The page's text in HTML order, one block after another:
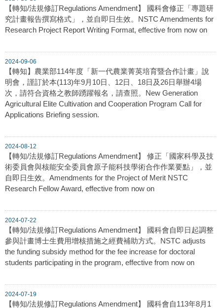
【轉知/法規修訂Regulations Amendment】 國科會修正「專題研
究計畫報告撰寫格式」，並自即日生效。NSTC Amendments for
Research Project Report Writing Format, effective from now on
2024-09-06
【轉知】農業部114年度「新一代農業菁英培育暨合作計畫」說
明會，謹訂於本(113)年9月10日、12日、18日及26日舉辦4場
次，請符合資格之教師踴躍報名，請查照。New Generation
Agricultural Elite Cultivation and Cooperation Program Call for
Applications Briefing session.
2024-08-12
【轉知/法規修訂Regulations Amendment】 修正「國家科學及技
術委員會與核能安全委員會原子能科技學術合作作業要點」，並
自即日生效。Amendments for the Project of Merit NSTC
Research Fellow Award, effective from now on
2024-07-22
【轉知/法規修訂Regulations Amendment】 國科會自即日起調整
參與計畫博士生費用增核措施之經費補助方式。NSTC adjusts
the funding subsidy method for the fee increase for doctoral
students participating in the program, effective from now on
2024-07-19
【轉知/法規修訂Regulations Amendment】 國科會自113年8月1